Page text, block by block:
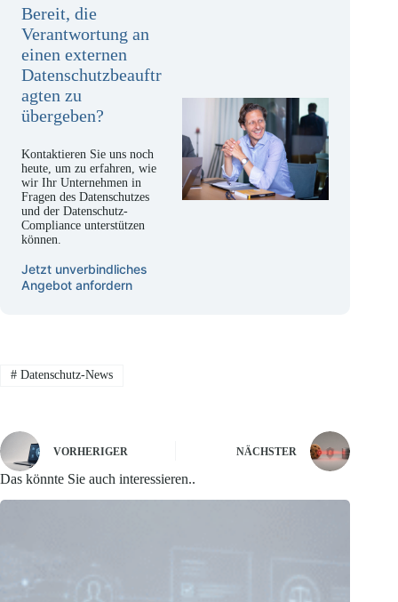
Bereit, die
Verantwortung an
einen externen
Datenschutzbeauftr
agten zu
übergeben?
Kontaktieren Sie uns noch
heute, um zu erfahren, wie
wir Ihr Unternehmen in
Fragen des Datenschutzes
und der Datenschutz-
Compliance unterstützen
können.
Jetzt unverbindliches
Angebot anfordern
#Datenschutz-News
VORHERIGER NÄCHSTER
Das könnte Sie auch interessieren..